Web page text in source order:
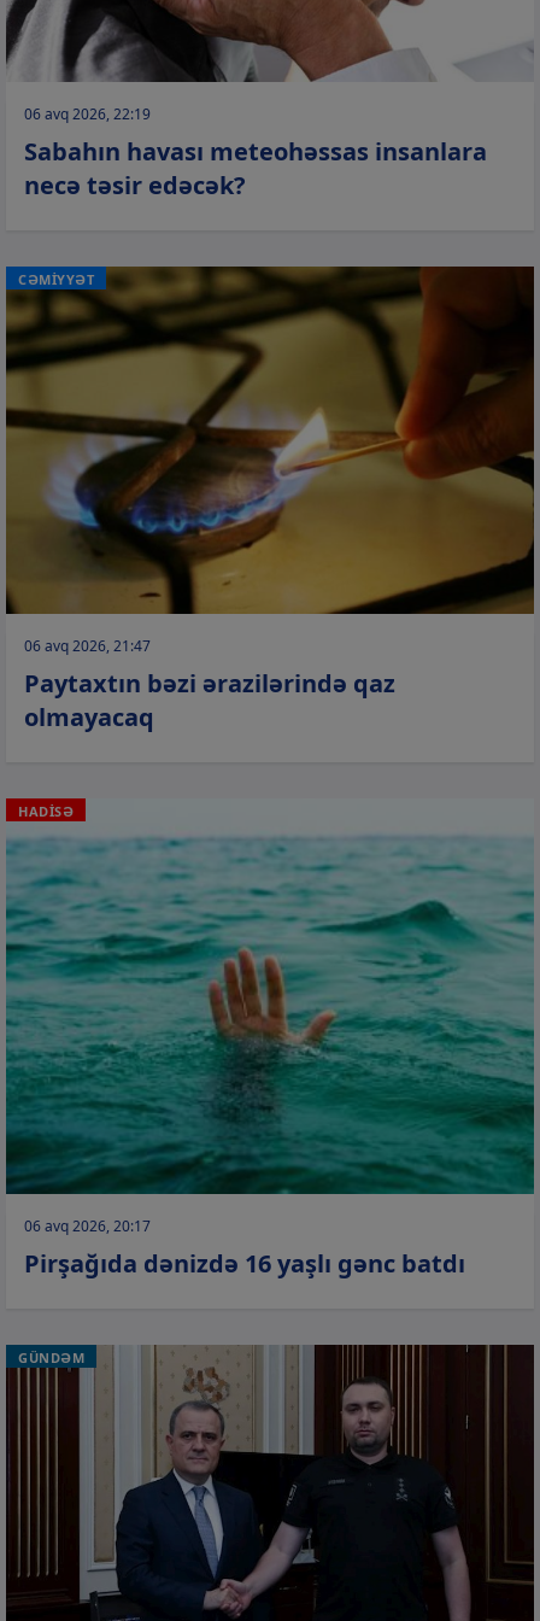
06 avq 2026, 22:19
Sabahın havası meteohəssas insanlara
necə təsir edəcək?
CƏMİYYƏT
06 avq 2026, 21:47
Paytaxtın bəzi ərazilərində qaz
olmayacaq
HADİSƏ
06 avq 2026, 20:17
Pirşağıda dənizdə 16 yaşlı gənc batdı
GÜNDƏM